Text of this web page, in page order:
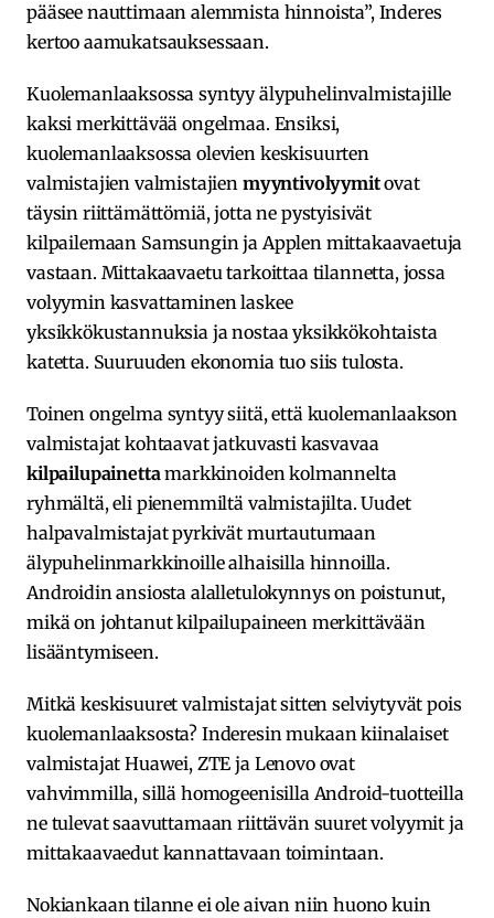
pääsee nauttimaan alemmista hinnoista”, Inderes
kertoo aamukatsauksessaan.
Kuolemanlaaksossa syntyy älypuhelinvalmistajille
kaksi merkittävää ongelmaa. Ensiksi,
kuolemanlaaksossa olevien keskisuurten
valmistajien valmistajien myyntivolyymitovat
täysin riittämättömiä, jotta ne pystyisivät
kilpailemaan Samsungin ja Applen mittakaavaetuja
vastaan. Mittakaavaetu tarkoittaa tilannetta, jossa
volyymin kasvattaminen laskee
yksikkökustannuksia ja nostaa yksikkökohtaista
katetta. Suuruuden ekonomia tuo siis tulosta.
Toinen ongelma syntyy siitä, että kuolemanlaakson
valmistajat kohtaavat jatkuvasti kasvavaa
kilpailupainettamarkkinoiden kolmannelta
ryhmältä, eli pienemmiltä valmistajilta. Uudet
halpavalmistajat pyrkivät murtautumaan
älypuhelinmarkkinoille alhaisilla hinnoilla.
Androidin ansiosta alalletulokynnys on poistunut,
mikä on johtanut kilpailupaineen merkittävään
lisääntymiseen.
Mitkä keskisuuret valmistajat sitten selviytyvät pois
kuolemanlaaksosta? Inderesin mukaan kiinalaiset
valmistajat Huawei, ZTE ja Lenovo ovat
vahvimmilla, sillä homogeenisilla Android-tuotteilla
ne tulevat saavuttamaan riittävän suuret volyymit ja
mittakaavaedut kannattavaan toimintaan.
Nokiankaan tilanne ei ole aivan niin huono kuin